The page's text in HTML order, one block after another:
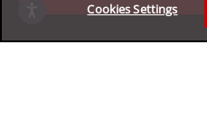
Cookies Settings